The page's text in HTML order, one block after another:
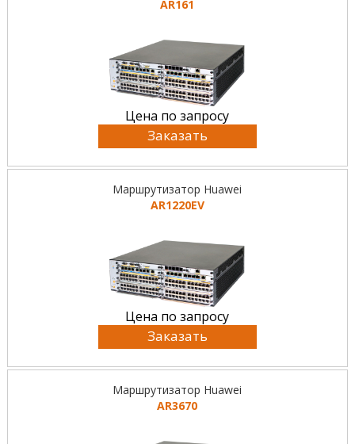
AR161
Цена по запросу
Заказать
Маршрутизатор Huawei
AR1220EV
Цена по запросу
Заказать
Маршрутизатор Huawei
AR3670